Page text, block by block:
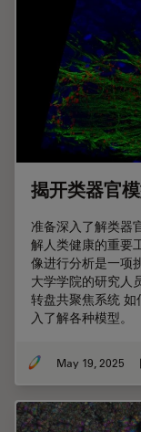
揭开类器官
准备深入了解类器
解人类健康的重要
像进行分析是一项
大学学院的研究
转盘共聚焦系统
入了解各种模型。
May 19, 2025